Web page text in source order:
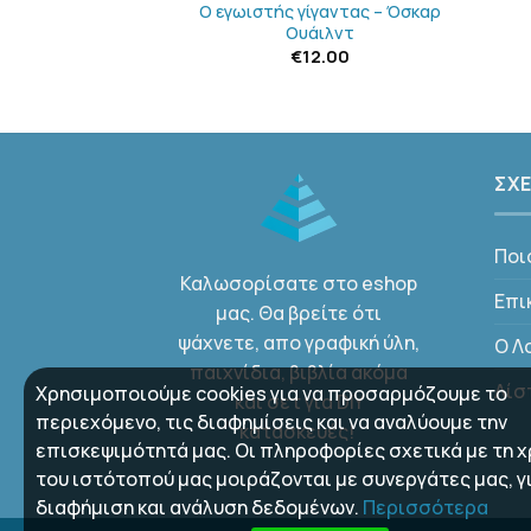
Ο εγωιστής γίγαντας – Όσκαρ
Ουάιλντ
€12.00
Καλωσορίσατε στο eshop
μας. Θα βρείτε ότι
ψάχνετε, απο γραφική ύλη,
παιχνίδια, βιβλία ακόμα
και σετ για DIY
κατασκευές!
Ο
Χρησιμοποιούμε cookies για να προσαρμόζουμε το
περιεχόμενο, τις διαφημίσεις και να αναλύουμε την
επισκεψιμότητά μας. Οι πληροφορίες σχετικά με τη
του ιστότοπού μας μοιράζονται με συνεργάτες μας,
διαφήμιση και ανάλυση δεδομένων. Περισσότερα